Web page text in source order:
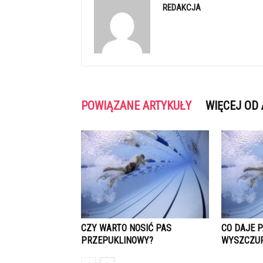
REDAKCJA
POWIĄZANE ARTYKUŁY WIĘCEJ OD
CZY WARTO NOSIĆ PAS
PRZEPUKLINOWY?
CO DAJE